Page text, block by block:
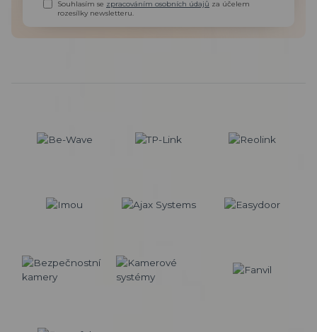
Souhlasím se zpracováním osobních údajů za účelem
rozesílky newsletteru.